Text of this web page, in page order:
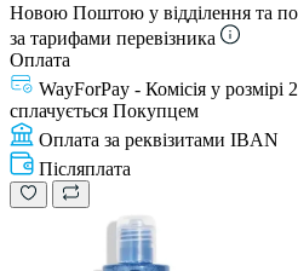
Новою Поштою у відділення та
за тарифами перевізника
Оплата
WayForPay - Комісія у розмірі
сплачується Покупцем
Оплата за реквізитами IBAN
Післяплата